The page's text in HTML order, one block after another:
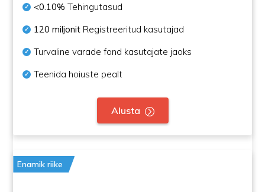
<0.10% Tehingutasud
120 miljonit Registreeritud kasutajad
Turvaline varade fond kasutajate jaoks
Teenida hoiuste pealt
Alusta
Enamik riike